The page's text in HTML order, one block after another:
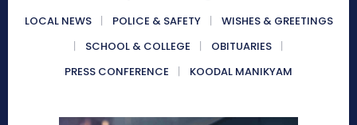
LOCAL NEWS POLICE & SAFETY
WISHES & GREETINGS
SCHOOL & COLLEGE
OBITUARIES
PRESS CONFERENCE
KOODAL MANIKYAM